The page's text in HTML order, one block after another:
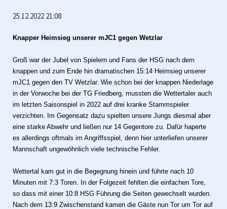
25.12.2022 21:08
Knapper Heimsieg unserer mJC1 gegen Wetzlar
Groß war der Jubel von Spielern und Fans der HSG nach dem
knappen und zum Ende hin dramatischen 15:14 Heimsieg unserer
mJC1 gegen den TV Wetzlar. Wie schon bei der knappen Niederlage
in der Vorwoche bei der TG Friedberg, mussten die Wettertaler auch
im letzten Saisonspiel in 2022 auf drei kranke Stammspieler
verzichten. Im Gegensatz dazu spielten unsere Jungs diesmal aber
eine starke Abwehr und ließen nur 14 Gegentore zu. Dafür haperte
es allerdings oftmals im Angriffsspiel, denn hier unterliefen unserer
Mannschaft ungewöhnlich viele technische Fehler.
Wettertal kam gut in die Begegnung hinein und führte nach 10
Minuten mit 7:3 Toren. In der Folgezeit fehlten die einfachen Tore,
so dass mit einer 10:8 HSG Führung die Seiten gewechselt wurden.
Nach dem 13:9 Zwischenstand kamen die Gäste nun Tor um Tor auf